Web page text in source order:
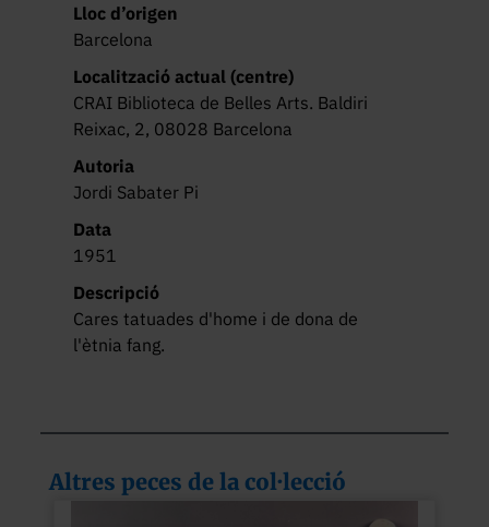
Lloc d’origen
Barcelona
Localització actual (centre)
CRAI Biblioteca de Belles Arts. Baldiri
Reixac, 2, 08028 Barcelona
Autoria
Jordi Sabater Pi
Data
1951
Descripció
Cares tatuades d'home i de dona de
l'ètnia fang.
Altres peces de la col·lecció